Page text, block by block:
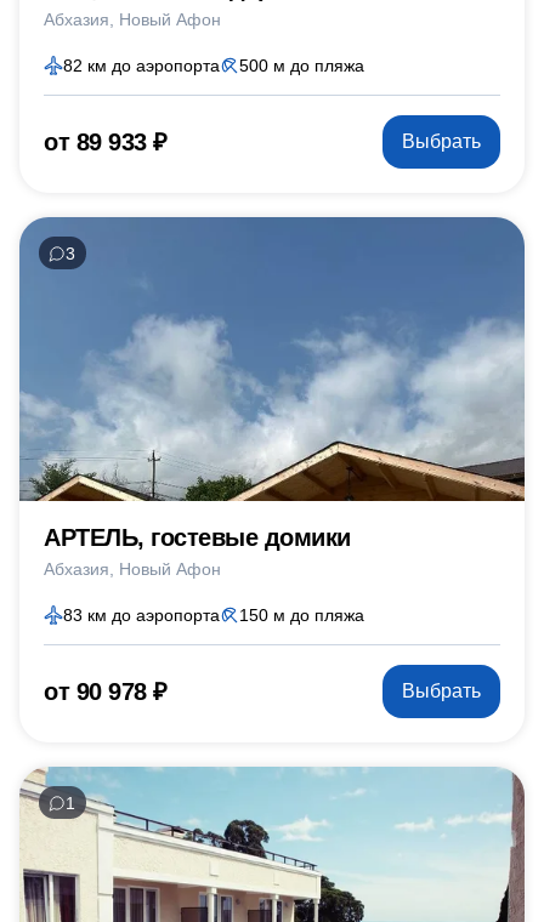
Абхазия Новый Афон
82 км до аэропорта 500 м до пляжа
от 89 933 ₽ Выбрать
3
АРТЕЛЬ, гостевые домики
Абхазия Новый Афон
83 км до аэропорта 150 м до пляжа
от 90 978 ₽ Выбрать
1